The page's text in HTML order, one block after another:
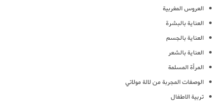
العروس المغربية
العناية بالبشرة
العناية بالجسم
العناية بالشعر
المرأة المسلمة
الوصفات المجربة من لالة مولاتي
تربية الاطفال